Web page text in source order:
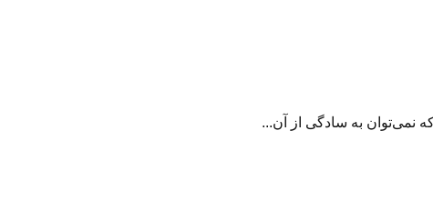
نمی‌توان به سادگی از آن...